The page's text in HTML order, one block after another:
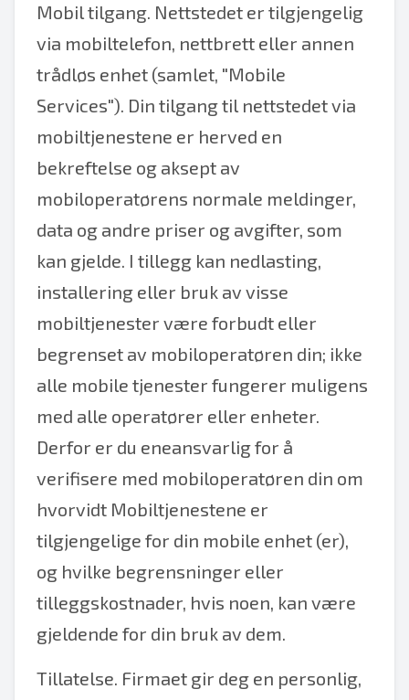
Mobil tilgang. Nettstedet er tilgjengelig
via mobiltelefon, nettbrett eller annen
trådløs enhet (samlet, "Mobile
Services"). Din tilgang til nettstedet via
mobiltjenestene er herved en
bekreftelse og aksept av
mobiloperatørens normale meldinger,
data og andre priser og avgifter, som
kan gjelde. I tillegg kan nedlasting,
installering eller bruk av visse
mobiltjenester være forbudt eller
begrenset av mobiloperatøren din; ikke
alle mobile tjenester fungerer muligens
med alle operatører eller enheter.
Derfor er du eneansvarlig for å
verifisere med mobiloperatøren din om
hvorvidt Mobiltjenestene er
tilgjengelige for din mobile enhet (er),
og hvilke begrensninger eller
tilleggskostnader, hvis noen, kan være
gjeldende for din bruk av dem.
Tillatelse. Firmaet gir deg en personlig,